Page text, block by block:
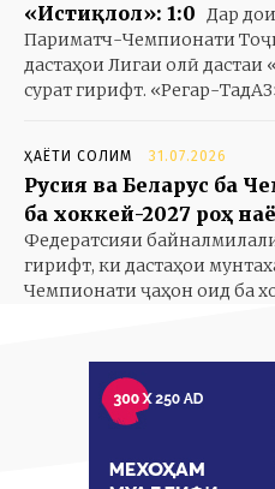
«Истиқлол»: 1:0 Дар
Париматч-Чемпионати
дастаҳои Лигаи олӣ дастаи
сурат гирифт. «Регар-
ҲАЁТИ СОЛИМ 31.07.2026
Русия ва Беларус ба
ба хоккей-2027 роҳ
Федератсияи
гирифт, ки дастаҳои
Чемпионати ҷаҳон оид ба